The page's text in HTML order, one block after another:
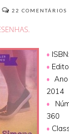
22 COMENTÁRIOS
•
•
•
2014
•
360
•